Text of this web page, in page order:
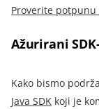
Proverite
Ažurirani
Kako bismo
Java SDK koji je